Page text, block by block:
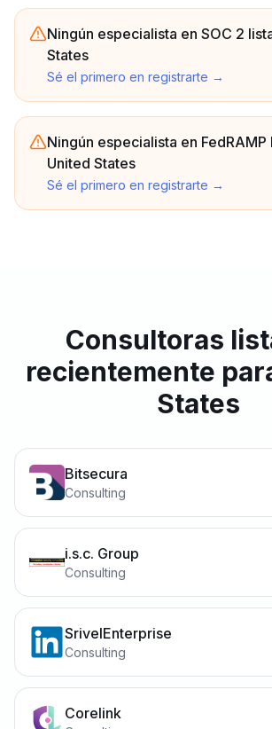
Ningún especialista en SOC 2
States
Sé el primero en registrarte →
Ningún especialista en FedRAMP
United States
Sé el primero en registrarte →
Consultoras
recientemente
States
Bitsecura
Consulting
i.s.c. Group
Consulting
SrivelEnterprise
Consulting
Corelink